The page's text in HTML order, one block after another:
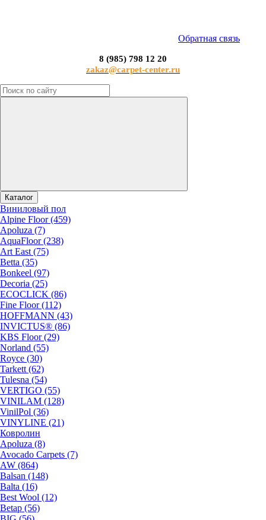
Обратная связь
8 (985) 798 12 20
zakaz@carpet-center.ru
Каталог
Виниловый пол
Alpine Floor (459)
Apoluza (7)
AquaFloor (238)
Art East (75)
Betta (35)
Bonkeel (97)
Decoria (25)
ECOCLICK (86)
Fine Floor (112)
HOFFMANN (43)
INVICTUS® (86)
KBS Floor (29)
Norland (55)
Royce (30)
Tarkett (62)
Tulesna (54)
VERTIGO (55)
VINILAM (128)
VinilPol (36)
VINYLINE (21)
Ковролин
Apoluza (8)
Avocado Carpets (7)
AW (864)
Balsan (148)
Balta (16)
Best Wool (12)
Betap (56)